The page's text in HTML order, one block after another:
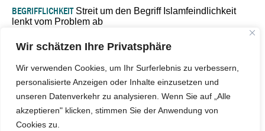
Wir schätzen Ihre Privatsphäre
Wir verwenden Cookies, um Ihr Surferlebnis zu verbessern,
personalisierte Anzeigen oder Inhalte einzusetzen und
unseren Datenverkehr zu analysieren. Wenn Sie auf „Alle
akzeptieren" klicken, stimmen Sie der Anwendung von
Cookies zu.
BEGRIFFLICHKEITStreit um den Begriff Islamfeindlichkeit
lenkt vom Problem ab
Verantwortung bleibt“
ISLAMISCHE FAKULTÄT IN MÜNSTEREine kritische Schwelle für
die deutsche Religionspolitik
GASTBEITRAGWarum die muslimische Welt eine neue